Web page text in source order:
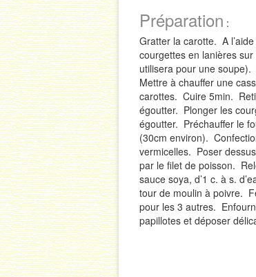
Préparation :
Gratter la carotte. A
courgettes en lanières sur
utilisera pour une soupe).
Mettre à chauffer une
carottes. Cuire 5min.
égoutter. Plonger les
égoutter. Préchauffer le
(30cm environ).
vermicelles. Poser
par le filet de poisson.
sauce soya, d’1 c. à s.
tour de moulin à poivre.
pour les 3 autres.
papillotes et déposer